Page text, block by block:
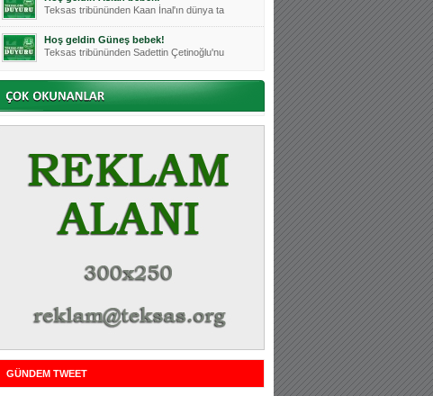
Teksas tribününden Kaan İnal'ın dünya ta
Hoş geldin Güneş bebek!
Teksas tribününden Sadettin Çetinoğlu'nu
Mutluluklar Ceyhun Tetik
Teksas tribünlerinin sevilen isimlerinde
Bursasporumuzun önü açılsın is
Hoş geldin Alaz Bebek!
Teksas.org sistem yöneticisi, ekibimizin
Hoş geldin Göktuğ Bebek!
Teksas.org ekibimizden ve tribünlerimizi
Teksas tribünlerinden Basri İleri'nin dü
Hoş geldin Kerem Bebek!
Tribünlerimizden Mesut Ulusoy'un (Duka)
GÜNDEM TWEET